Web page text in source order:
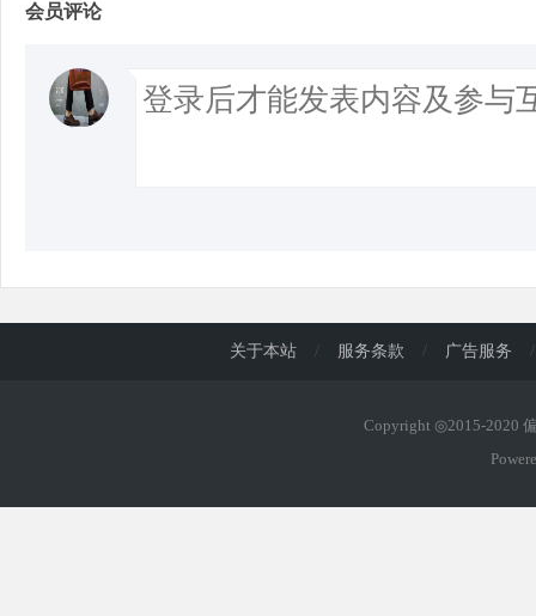
会员评论
关于本站 / 服务条款 / 广告服务 /
Copyright ◎2015-2020